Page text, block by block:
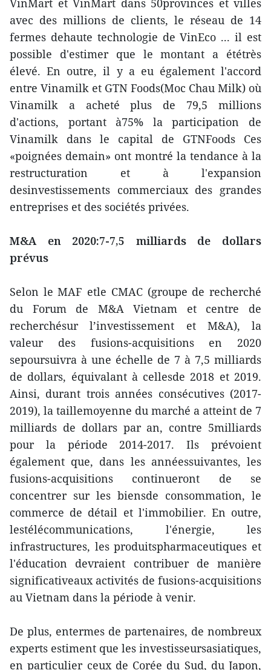
avec des millions de clients, le réseau de 14
fermes dehaute technologie de VinEco ... il est
possible d'estimer que le montant a ététrès
élevé. En outre, il y a eu également l'accord
entre Vinamilk et GTN Foods(Moc Chau Milk) où
Vinamilk a acheté plus de 79,5 millions
d'actions, portant à75% la participation de
Vinamilk dans le capital de GTNFoods Ces
«poignées demain» ont montré la tendance à la
restructuration et à l'expansion
desinvestissements commerciaux des grandes
entreprises et des sociétés privées.
M&A en 2020:7-7,5 milliards de dollars
prévus
Selon le MAF etle CMAC (groupe de recherché
du Forum de M&A Vietnam et centre de
recherchésur l’investissement et M&A), la
valeur des fusions-acquisitions en 2020
sepoursuivra à une échelle de 7 à 7,5 milliards
de dollars, équivalant à cellesde 2018 et 2019.
Ainsi, durant trois années consécutives (2017-
2019), la taillemoyenne du marché a atteint de 7
milliards de dollars par an, contre 5milliards
pour la période 2014-2017. Ils prévoient
également que, dans les annéessuivantes, les
fusions-acquisitions continueront de se
concentrer sur les biensde consommation, le
commerce de détail et l'immobilier. En outre,
lestélécommunications, l'énergie, les
infrastructures, les produitspharmaceutiques et
l'éducation devraient contribuer de manière
significativeaux activités de fusions-acquisitions
au Vietnam dans la période à venir.
De plus, entermes de partenaires, de nombreux
experts estiment que les investisseursasiatiques,
en particulier ceux de Corée du Sud, du Japon,